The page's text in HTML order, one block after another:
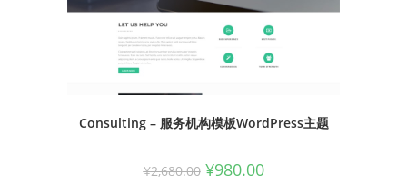
Consulting – 服务机构模板WordPress主题
¥2,680.00 ¥980.00